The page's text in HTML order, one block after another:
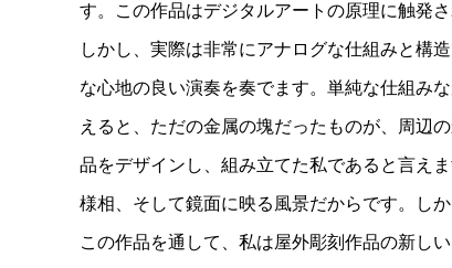
す。この作品はデジタルアートの原理に触発さ
しかし、実際は非常にアナログな仕組みと構
な心地の良い演奏を奏でます。単純な仕組み
えると、ただの金属の塊だったものが、周辺
品をデザインし、組み立てた私であると言え
様相、そして鏡面に映る風景だからです。し
この作品を通して、私は屋外彫刻作品の新し